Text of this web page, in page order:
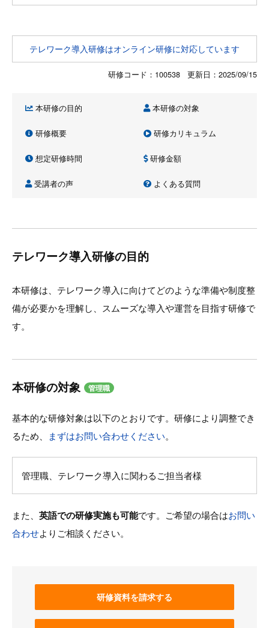
テレワーク導入研修はオンライン研修に対応しています
研修コード：100538 更新日： 2025/09/15
本研修の目的 本研修の対象
研修概要 研修カリキュラム
想定研修時間 研修金額
受講者の声 よくある質問
テレワーク導入研修の目的
本研修は、テレワーク導入に向けてどのような準備や制度整
備が必要かを理解し、スムーズな導入や運営を目指す研修で
す。
本研修の対象 管理職
基本的な研修対象は以下のとおりです。研修により調整でき
るため、
まずはお問い合わせください。
管理職、テレワーク導入に関わるご担当者様
また、 英語での研修実施も可能です。ご希望の場合はお問い
合わせよりご相談ください。
研修資料を請求する